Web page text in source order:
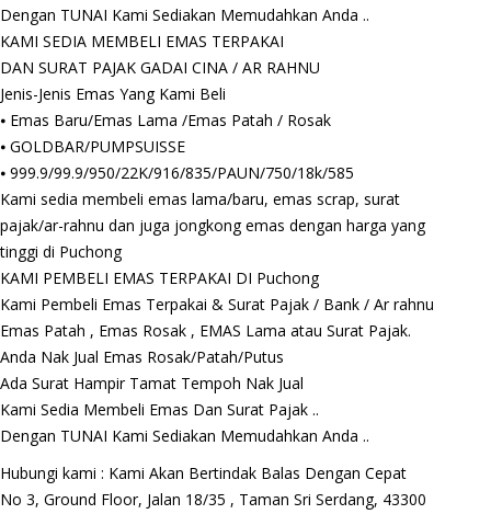
Dengan TUNAI Kami Sediakan Memudahkan Anda ..
KAMI SEDIA MEMBELI EMAS TERPAKAI
DAN SURAT PAJAK GADAI CINA / AR RAHNU
Jenis-Jenis Emas Yang Kami Beli
⦁ Emas Baru/Emas Lama /Emas Patah / Rosak
⦁ GOLDBAR/PUMPSUISSE
⦁ 999.9/99.9/950/22K/916/835/PAUN/750/18k/585
Kami sedia membeli emas lama/baru, emas scrap, surat
pajak/ar-rahnu dan juga jongkong emas dengan harga yang
tinggi di Puchong
KAMI PEMBELI EMAS TERPAKAI DI Puchong
Kami Pembeli Emas Terpakai & Surat Pajak / Bank / Ar rahnu
Emas Patah , Emas Rosak , EMAS Lama atau Surat Pajak.
Anda Nak Jual Emas Rosak/Patah/Putus
Ada Surat Hampir Tamat Tempoh Nak Jual
Kami Sedia Membeli Emas Dan Surat Pajak ..
Dengan TUNAI Kami Sediakan Memudahkan Anda ..
Hubungi kami : Kami Akan Bertindak Balas Dengan Cepat
No 3, Ground Floor, Jalan 18/35 , Taman Sri Serdang, 43300